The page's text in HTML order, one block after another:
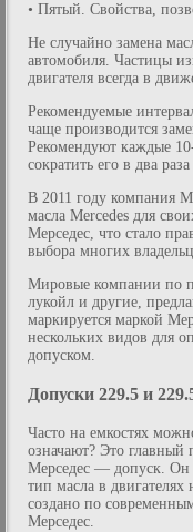
• Пятый. Свойства,
Не случайно замена
автомобиля. Частицы
двигателя всегда в
Рекомендуемые
чаще производится
Рекомендуют каждые
сократить его в два
В 2011 году компания
масла Mercedes для
Мерседес, что стало
выбора многих
Мировые компании по
лукойл и другие,
маркируется маркой
нескольких видов для
допуском.
Допуски 229.5 и
Часто на емкостях
означают? Это главный
Мерседес — допуск. Он
тип масла в
создано по
Мерседес.